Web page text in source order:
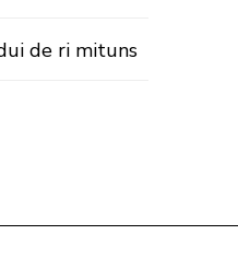
de ri mituns